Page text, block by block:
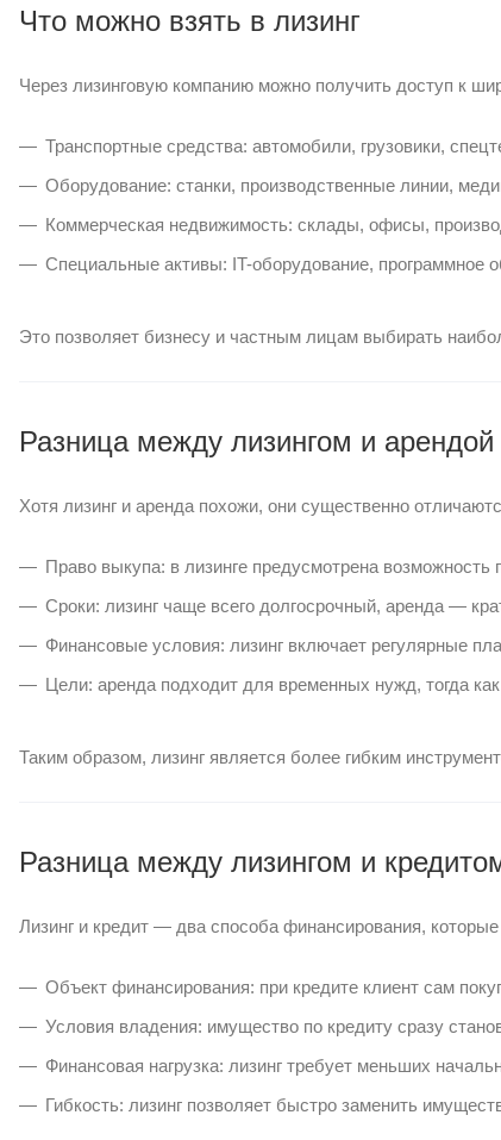
Что можно взять в лизинг
Через лизинговую компанию можно получить доступ к
Транспортные средства: автомобили, грузовики,
Оборудование: станки, производственные линии,
Коммерческая недвижимость: склады, офисы,
Специальные активы: IT-оборудование, программное
Это позволяет бизнесу и частным лицам выбирать
Разница между лизингом и арендой
Хотя лизинг и аренда похожи, они существенно
Право выкупа: в лизинге предусмотрена возможность
Сроки: лизинг чаще всего долгосрочный, аренда —
Финансовые условия: лизинг включает регулярные
Цели: аренда подходит для временных нужд, тогда
Таким образом, лизинг является более гибким
Разница между лизингом и
Лизинг и кредит — два способа финансирования,
Объект финансирования: при кредите клиент сам
Условия владения: имущество по кредиту сразу
Финансовая нагрузка: лизинг требует меньших
Гибкость: лизинг позволяет быстро заменить